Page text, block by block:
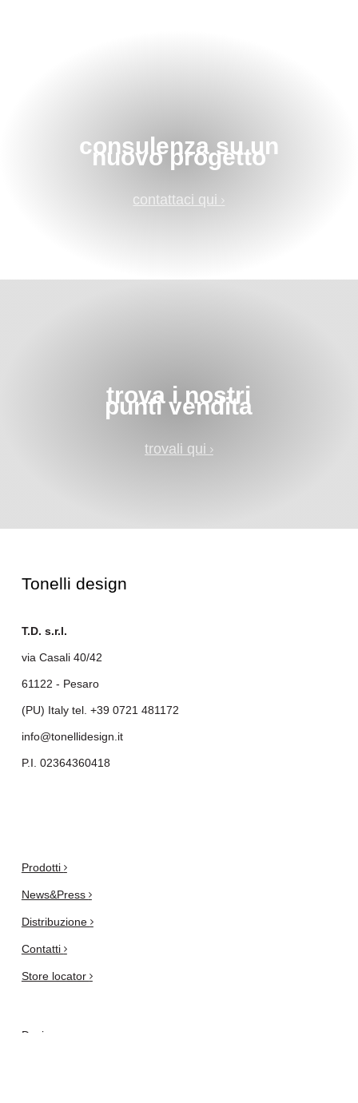
consulenza su un
nuovo progetto
contattaci qui
trova i nostri
punti vendita
trovali qui
Tonelli design
T.D. s.r.l.
via Casali 40/42
61122 - Pesaro
(PU) Italy tel. +39 0721 481172
info@tonellidesign.it
P.I. 02364360418
Prodotti
News&Press
Distribuzione
Contatti
Store locator
Designers